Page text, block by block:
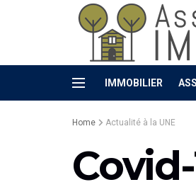
IMMOBILIER
Home Actualité à la UNE